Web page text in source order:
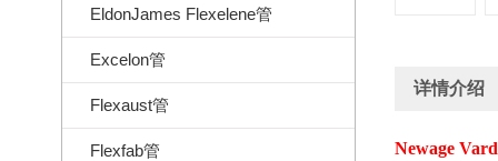
EldonJames Flexelene管
Excelon管
Flexaust管
Flexfab管
详情介绍
Newage